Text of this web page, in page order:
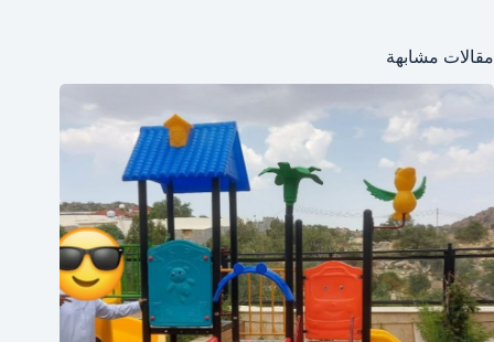
مقالات مشابهة